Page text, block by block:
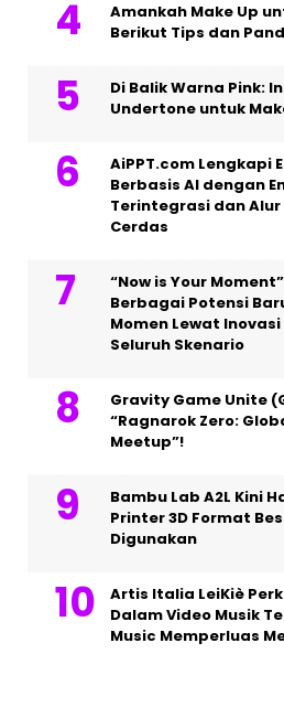
Amankah Make Up
Berikut Tips dan
Di Balik Warna Pink:
Undertone untuk
AiPPT.com Lengkapi
Berbasis AI dengan
Terintegrasi dan Alur
Cerdas
“Now is Your
Berbagai Potensi
Momen Lewat
Seluruh Skenario
Gravity Game Unite
“Ragnarok Zero:
Meetup”!
Bambu Lab A2L Kini
Printer 3D Format
Digunakan
Artis Italia LeiKiè
Dalam Video Musik
Music Memperluas